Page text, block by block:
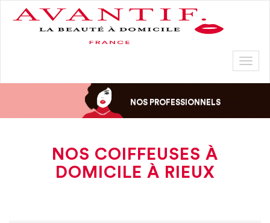
NOS PROFESSIONNELS
NOS COIFFEUSES À
DOMICILE À RIEUX